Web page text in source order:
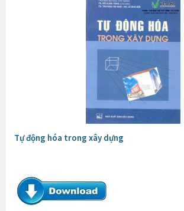
Tự động hóa trong xây dựng